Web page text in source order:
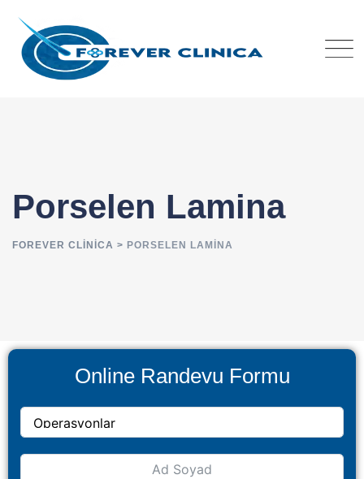
Porselen Lamina
FOREVER CLINICA > PORSELEN LAMINA
Online Randevu Formu